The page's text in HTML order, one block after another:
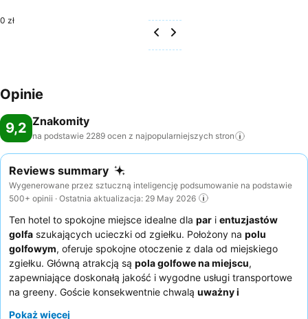
0 zł
Opinie
9,2 Znakomity
na podstawie 2289 ocen z najpopularniejszych stron
Reviews summary
Wygenerowane przez sztuczną inteligencję podsumowanie na podstawie
500+ opinii · Ostatnia aktualizacja: 29 May 2026
Ten hotel to spokojne miejsce idealne dla par i entuzjastów
golfa szukających ucieczki od zgiełku. Położony na polu
golfowym, oferuje spokojne otoczenie z dala od miejskiego
zgiełku. Główną atrakcją są pola golfowe na miejscu,
zapewniające doskonałą jakość i wygodne usługi transportowe
na greeny. Goście konsekwentnie chwalą uważny i
Pokaż więcej